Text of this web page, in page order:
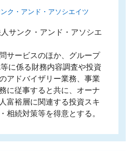
ク・アンド・アソシエイツ
サンク・アンド・アソシエ
サービスのほか、グループ
に係る財務内容調査や投資
アドバイザリー業務、事業
に従事すると共に、オーナ
富裕層に関連する投資スキ
相続対策等を得意とする。